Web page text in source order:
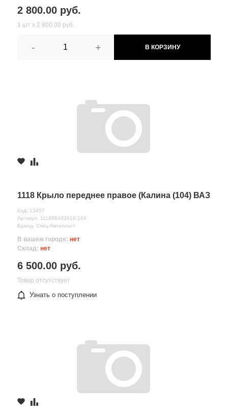
2 800.00 руб.
1 шт х 2 800.00 руб.
- + В КОРЗИНУ
1118 Крыло переднее правое (Калина (104) ВАЗ
Код: 13457
Артикул: 111808403010-104
Бренд: Спец-Автопласт
В вашем городе: нет
Склад: нет
6 500.00 руб.
Товар отсутствует
Узнать о поступлении